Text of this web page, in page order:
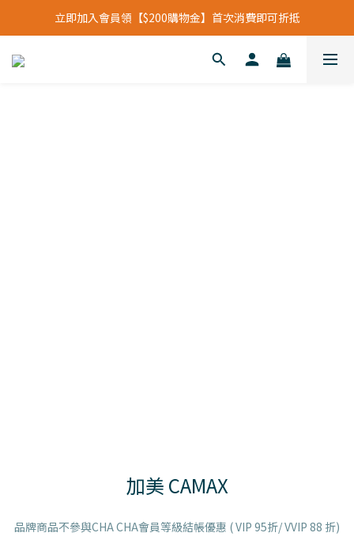
立即加入會員領【$200購物金】首次消費即可折抵
立即加入會員領【$200購物金】首次消費即可折抵
會員福利新升級⁺紅利點數【1點折抵現金$1元】
加美 CAMAX
品牌商品不參與CHA CHA會員等級結帳優惠 ( VIP 95折/ VVIP 88 折)